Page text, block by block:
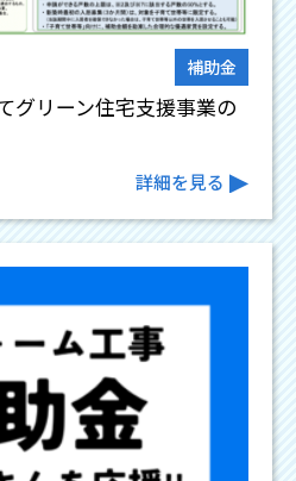
補助金
グリーン住宅支援事業の
詳細を見る